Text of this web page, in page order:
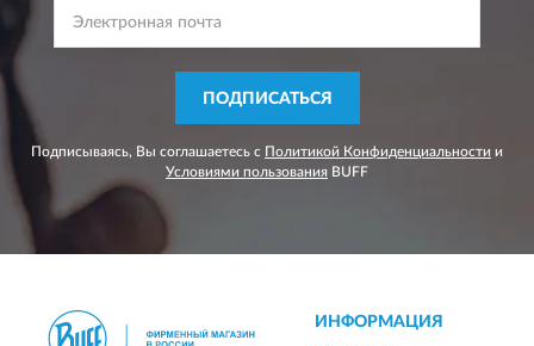
ПОДПИСАТЬСЯ
Подписываясь, Вы соглашаетесь с Политикой Конфиденциальности и
Условиями пользования BUFF
ИНФОРМАЦИЯ